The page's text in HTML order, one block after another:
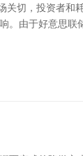
切，投资者和
。由于好意思联